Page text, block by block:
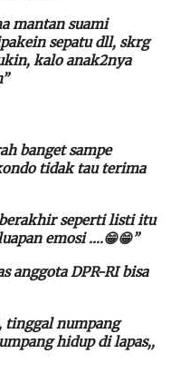
mantan suami
sepatu dll, skrg
kalo anak2nya
banget sampe
tidak tau terima
seperti listi itu
emosi ….😁😁”
anggota DPR-RI bisa
tinggal numpang
hidup di lapas,,